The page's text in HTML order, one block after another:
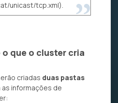
unicast/tcp.xml).
que o cluster cria
criadas duas pastas
informações de